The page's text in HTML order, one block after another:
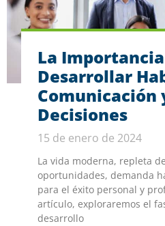
La
Desarrollar
Comunicación
Decisiones
15 de enero de 2024
La vida moderna, repleta
oportunidades, demanda
para el éxito personal y
artículo, exploraremos el
desarrollo